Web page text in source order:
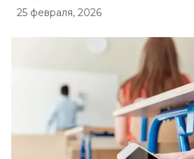
25 февраля, 2026